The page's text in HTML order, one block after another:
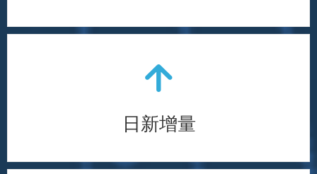
녕
日新增量
日新增量100000+